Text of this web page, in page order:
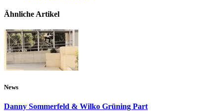
Ähnliche Artikel
News
Danny Sommerfeld & Wilko Grüning Part